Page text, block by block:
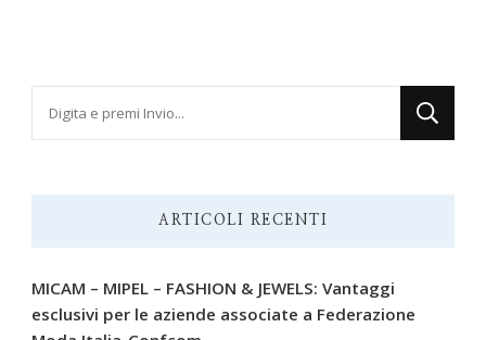
ARTICOLI RECENTI
MICAM – MIPEL – FASHION & JEWELS: Vantaggi
esclusivi per le aziende associate a Federazione